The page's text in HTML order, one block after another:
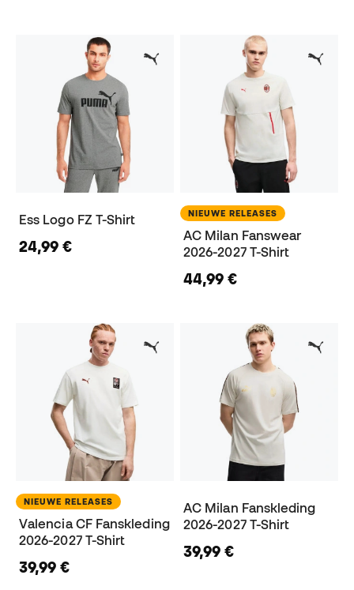
Ess Logo FZ T-Shirt
24,99 €
NIEUWE RELEASES
AC Milan Fanswear
2026-2027 T-Shirt
44,99 €
NIEUWE RELEASES
Valencia CF Fanskleding
2026-2027 T-Shirt
39,99 €
AC Milan Fanskleding
2026-2027 T-Shirt
39,99 €